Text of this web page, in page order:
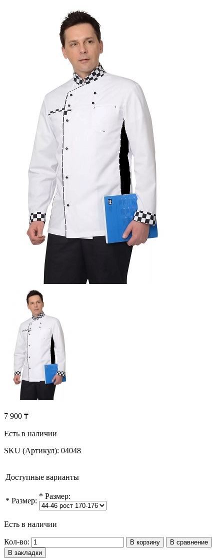
7 900 ₸
Есть в наличии
SKU (Артикул): 04048
Доступные варианты
* Размер:
* Размер:
Есть в наличии
Кол-во: В корзину
В сравнение
В закладки